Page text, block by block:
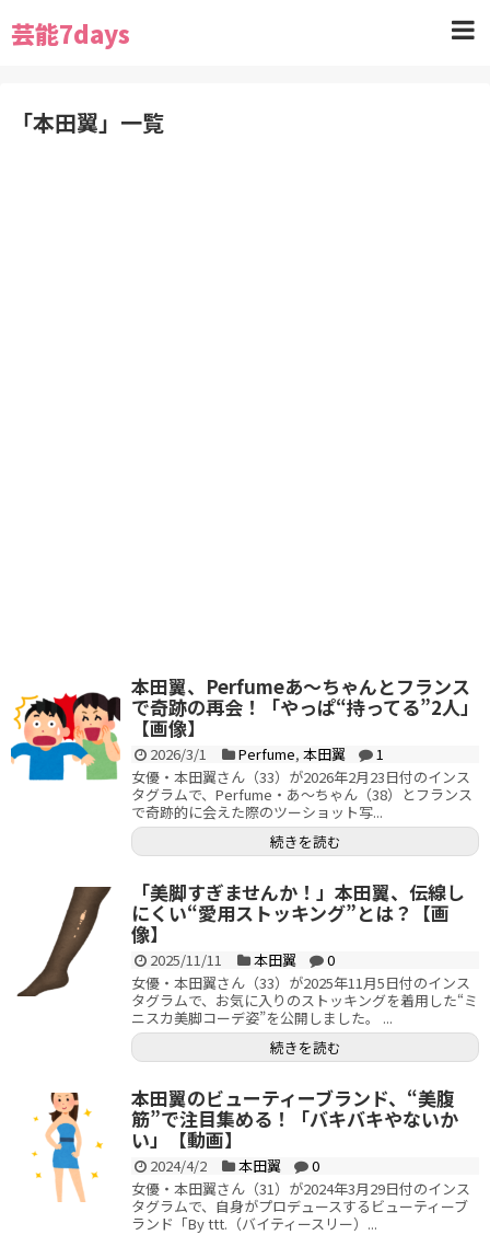
芸能7days
「本田翼」 一覧
本田翼、Perfumeあ～ちゃんとフランス
で奇跡の再会！「やっぱ“持ってる”2人」
【画像】
2026/3/1 Perfume, 本田翼
1
女優・本田翼さん（33）が2026年2月23日付のインス
タグラムで、Perfume・あ～ちゃん（38）とフランス
で奇跡的に会えた際のツーショット写...
続きを読む
「美脚すぎませんか！」本田翼、伝線し
にくい“愛用ストッキング”とは？【画
像】
2025/11/11 本田翼
0
女優・本田翼さん（33）が2025年11月5日付のインス
タグラムで、お気に入りのストッキングを着用した“ミ
ニスカ美脚コーデ姿”を公開しました。 ...
続きを読む
本田翼のビューティーブランド、“美腹
筋”で注目集める！「バキバキやないか
い」【動画】
2024/4/2 本田翼
0
女優・本田翼さん（31）が2024年3月29日付のインス
タグラムで、自身がプロデュースするビューティーブ
ランド「By ttt.（バイティースリー）...